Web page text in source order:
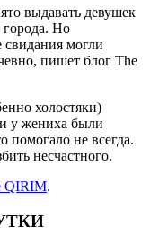
выдавать девушек
города. Но
могли
пишет блог The
холостяки)
у жениха были
помогало не всегда.
несчастного.
QIRIM.